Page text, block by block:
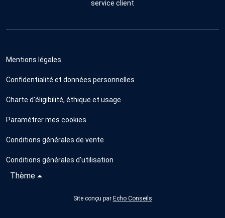
service client
Mentions légales
Confidentialité et données personnelles
Charte d'éligibilité, éthique et usage
Paramétrer mes cookies
Conditions générales de vente
Conditions générales d'utilisation
Thème
Site conçu par Echo Conseils